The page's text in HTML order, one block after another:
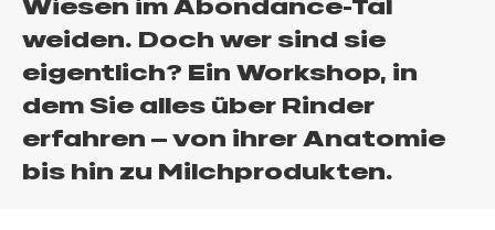
Wiesen im Abondance-Tal
weiden. Doch wer sind sie
eigentlich? Ein Workshop, in
dem Sie alles über Rinder
erfahren – von ihrer Anatomie
bis hin zu Milchprodukten.